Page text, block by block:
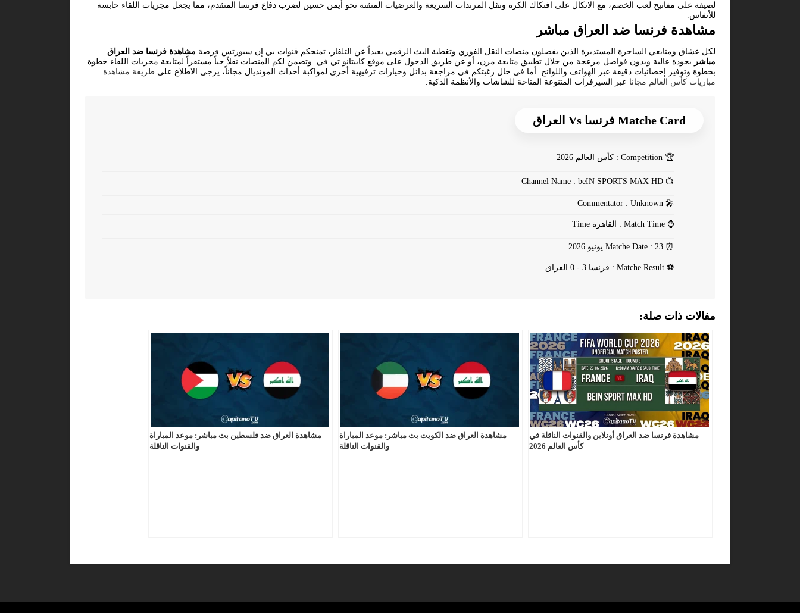
لصيقة على مفاتيح لعب الخصم، مع الاتكال على افتكاك الكرة ونقل المرتدات السريعة والعرضيات المتقنة نحو أيمن حسين لضرب دفاع فرنسا المتقدم، مما يجعل مجريات اللقاء حابسة
للأنفاس.
مشاهدة فرنسا ضد العراق مباشر
لكل عشاق ومتابعي الساحرة المستديرة الذين يفضلون منصات النقل الفوري وتغطية البث الرقمي بعيداً عن التلفاز، تمنحكم قنوات بي إن سبورتس فرصة مشاهدة فرنسا ضد العراق
مباشر بجودة عالية وبدون فواصل مزعجة من خلال تطبيق متابعة مرن، أو عن طريق الدخول على موقع كابيتانو تي في. وتضمن لكم المنصات نقلاً حياً مستقراً لمتابعة مجريات اللقاء خطوة
بخطوة وتوفير إحصائيات دقيقة عبر الهواتف واللوائح. أما في حال رغبتكم في مراجعة بدائل وخيارات ترفيهية أخرى لمواكبة أحداث المونديال مجاناً، يرجى الاطلاع على طريقة مشاهدة
مباريات كأس العالم مجانا عبر السيرفرات المتنوعة المتاحة للشاشات والأنظمة الذكية.
Matche Card فرنسا Vs العراق
🏆
📺
🎤
⌚
⏰
⚽
مفالات ذات صلة:
مشاهدة فرنسا ضد العراق أونلاين والقنوات الناقلة في
كأس العالم 2026
مشاهدة العراق ضد الكويت بث مباشر: موعد المباراة
والقنوات الناقلة
مشاهدة العراق ضد فلسطين بث مباشر: موعد المباراة
والقنوات الناقلة